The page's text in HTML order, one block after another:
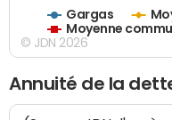
Gargas
Moyenne
© JDN 2026
Annuité de la